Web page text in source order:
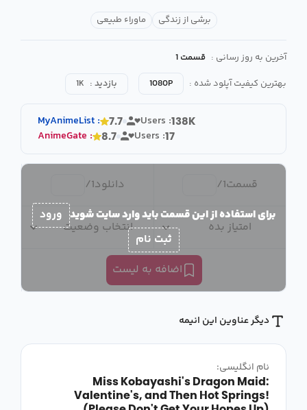
برشی از زندگی ماوراء طبیعی
آخرین به روز رسانی : قسمت 1
بهترین کیفیت آپلود شده :
1080P بازدید : 1K
MyAnimeList : 7.7 Users :138K
AnimeGate : 8.7 Users :17
قسمت1
/ دانلود1
/
امتیاز بده انتخاب وضعیت
اضافه به لیست
برای استفاده از این قسمت باید وارد سایت شوید ورود
ثبت نام
دیگر عناوین این انیمه
نام انگلیسی:
Miss Kobayashi's Dragon Maid:
Valentine's, and Then Hot Springs!